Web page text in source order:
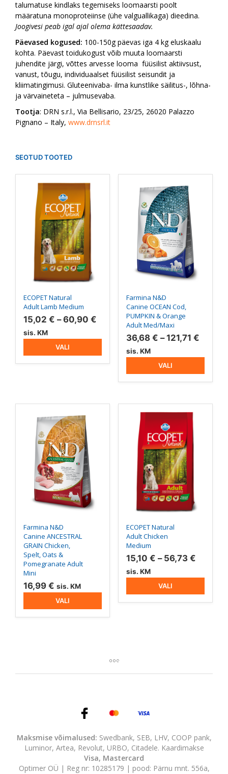
talumatuse kindlaks tegemiseks loomaarsti poolt
määratuna monoproteiinse (ühe valguallikaga) dieedina.
Joogivesi peab igal ajal olema kättesaadav.
Päevased kogused: 100-150g päevas iga 4 kg eluskaalu
kohta. Päevast toidukogust võib muuta loomaarsti
juhendite järgi, võttes arvesse looma füüsilist aktiivsust,
vanust, tõugu, individuaalset füüsilist seisundit ja
kliimatingimusi. Gluteenivaba- ilma kunstlike säilitus-, lõhna-
ja värvaineteta – julmusevaba.
Tootja: DRN s.r.l., Via Bellisario, 23/25, 26020 Palazzo
Pignano – Italy, www.drnsrl.it
SEOTUD TOOTED
ECOPET Natural
Adult Lamb Medium
15,02 € – 60,90 € Hinnavahemik:
60,90 €
sis. KM
VALI
Sellel
tootel
mitu
varianti.
Valikuid
saab
tootelehel.
Farmina N&D
Canine OCEAN Cod,
PUMPKIN & Orange
Adult Med/Maxi
36,68 € – 121,71 €
121,71
sis. KM
VALI
Sellel
tootel
varianti.
Valikuid
saab
teha
tootelehel.
Farmina N&D
Canine ANCESTRAL
GRAIN Chicken,
Spelt, Oats &
Pomegranate Adult
Mini
16,99 € sis. KM
VALI
Sellel
tootel
mitu
varianti.
Valikuid
saab
teha
tootelehel.
ECOPET Natural
Adult Chicken
Medium
15,10 € – 56,73 €
56,73 €
sis. KM
VALI
Sellel
tootel
mitu
varianti.
Valikuid
saab
tootelehel.
Maksmise võimalused: Swedbank, SEB, LHV, COOP pank,
Luminor, Artea, Revolut, URBO, Citadele. Kaardimakse
Visa, Mastercard
Optimer OÜ | Reg nr: 10285179 | pood: Pärnu mnt. 556a,